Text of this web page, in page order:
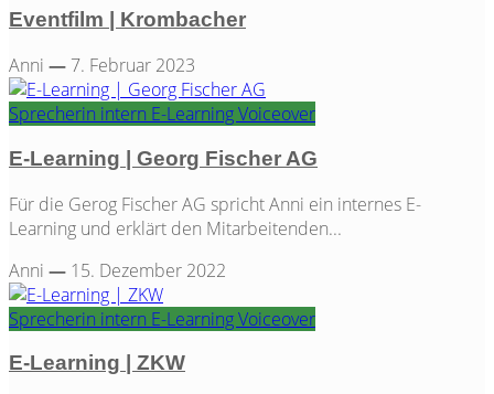
Eventfilm | Krombacher
Anni — 7. Februar 2023
Sprecherin intern E-LearningVoiceover
E-Learning | Georg Fischer AG
Für die Gerog Fischer AG spricht Anni ein internes E-
Learning und erklärt den Mitarbeitenden...
Anni — 15. Dezember 2022
Sprecherin intern E-LearningVoiceover
E-Learning | ZKW